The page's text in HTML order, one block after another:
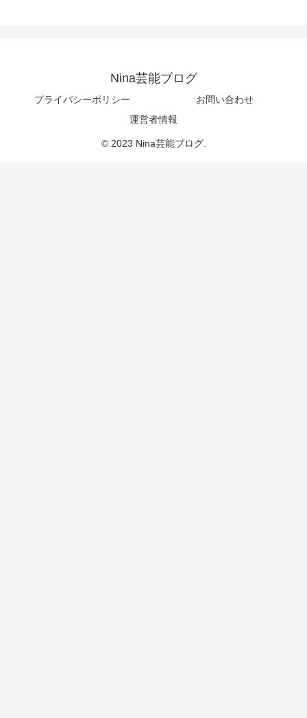
Nina芸能ブログ
プライバシーポリシー
お問い合わせ
運営者情報
© 2023 Nina芸能ブログ.